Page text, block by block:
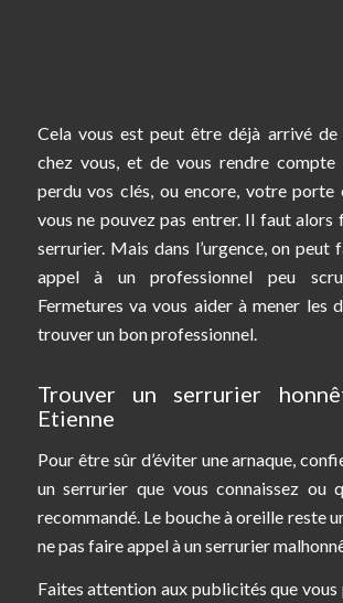
Cela vous est peut être déjà arrivé
chez vous, et de vous rendre compte
perdu vos clés, ou encore, votre porte
vous ne pouvez pas entrer. Il faut alors
serrurier. Mais dans l’urgence, on peut
appel à un professionnel peu
Fermetures va vous aider à mener les
trouver un bon professionnel.
Trouver un serrurier
Etienne
Pour être sûr d’éviter une arnaque,
un serrurier que vous connaissez ou
recommandé. Le bouche à oreille reste
ne pas faire appel à un serrurier
Faites attention aux publicités que